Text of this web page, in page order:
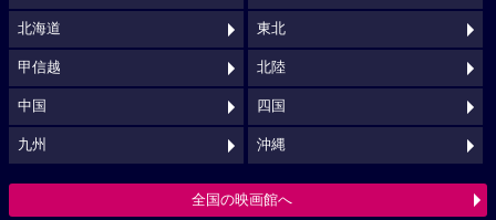
北海道 東北
甲信越 北陸
中国 四国
九州 沖縄
全国の映画館へ